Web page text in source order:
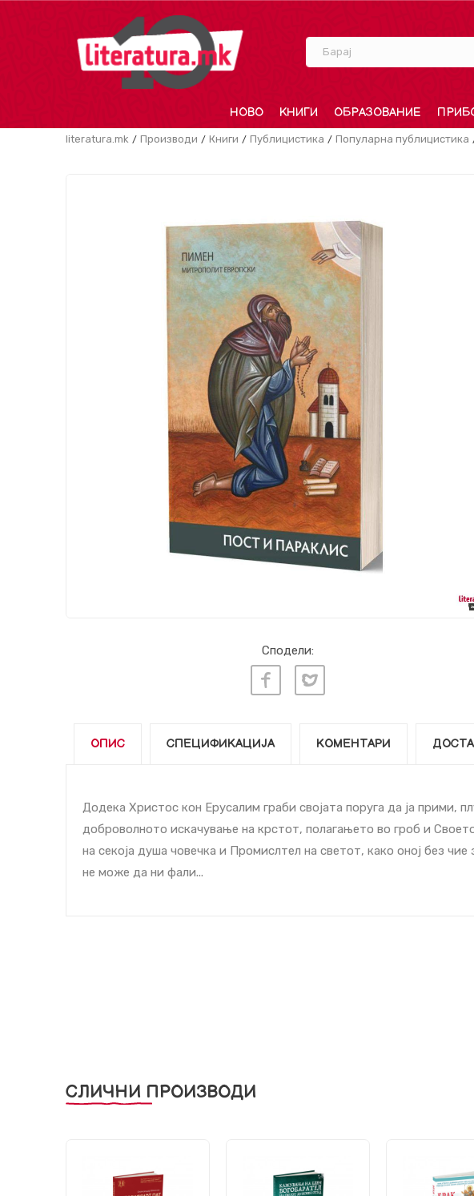
Барај
НОВО КНИГИ ОБРАЗОВАНИЕ
literatura.mk Производи Книги Публицистика Популарна публицистика
Сподели:
ОПИС СПЕЦИФИКАЦИЈА КОМЕНТАРИ
Додека Христос кон Ерусалим граби својата поруга да ја прими,
доброволното искачување на крстот, полагањето во гроб и
на секоја душа човечка и Промислтел на светот, како оној без
не може да ни фали...
СЛИЧНИ ПРОИЗВОДИ